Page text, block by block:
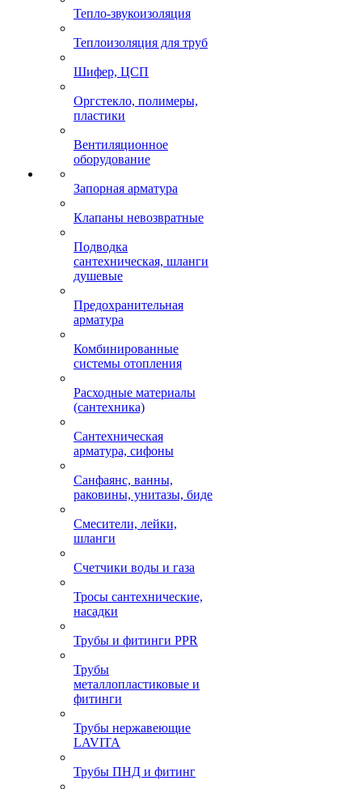
Тепло-звукоизоляция
Теплоизоляция для труб
Шифер, ЦСП
Оргстекло, полимеры,
пластики
Вентиляционное
оборудование
Запорная арматура
Клапаны невозвратные
Подводка
сантехническая, шланги
душевые
Предохранительная
арматура
Комбинированные
системы отопления
Расходные материалы
(сантехника)
Сантехническая
арматура, сифоны
Санфаянс, ванны,
раковины, унитазы, биде
Смесители, лейки,
шланги
Счетчики воды и газа
Тросы сантехнические,
насадки
Трубы и фитинги PPR
Трубы
металлопластиковые и
фитинги
Трубы нержавеющие
LAVITA
Трубы ПНД и фитинг